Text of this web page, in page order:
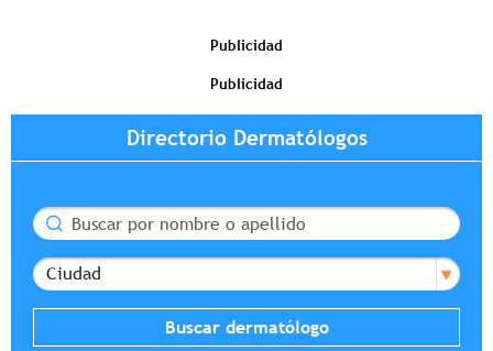
Publicidad
Publicidad
Directorio Dermatólogos
Buscar
Ciudad